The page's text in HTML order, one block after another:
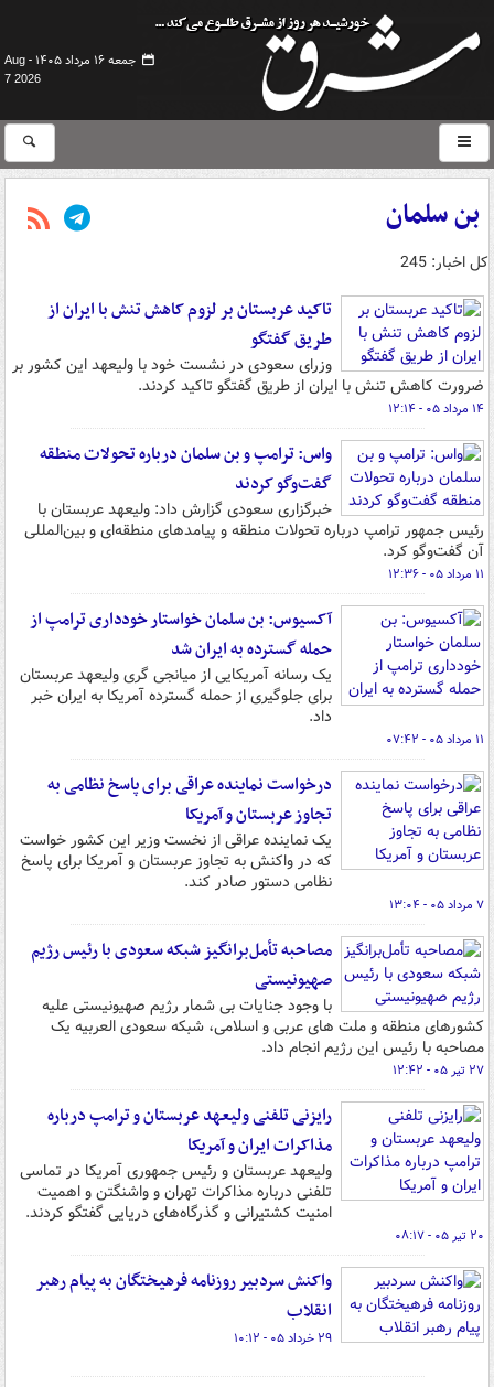
جمعه ۱۶ مرداد ۱۴۰۵ -
Aug
7 2026
بن سلمان
کل اخبار: 245
تاکید عربستان بر لزوم کاهش تنش با ایران از
طریق گفتگو
وزرای سعودی در نشست خود با ولیعهد این کشور بر
ضرورت کاهش تنش با ایران از طریق گفتگو تاکید کردند.
۱۴ مرداد ۰۵ - ۱۲:۱۴
واس: ترامپ و بن سلمان درباره تحولات منطقه
گفت‌وگو کردند
خبرگزاری سعودی گزارش داد: ولیعهد عربستان با
رئیس جمهور ترامپ درباره تحولات منطقه و پیامدهای منطقه‌ای و بین‌المللی
آن گفت‌وگو کرد.
۱۱ مرداد ۰۵ - ۱۲:۳۶
آکسیوس: بن‌ سلمان خواستار خودداری ترامپ از
حمله گسترده به ایران شد
یک رسانه آمریکایی از میانجی گری ولیعهد عربستان
برای جلوگیری از حمله گسترده آمریکا به ایران خبر
داد.
۱۱ مرداد ۰۵ - ۰۷:۴۲
درخواست نماینده عراقی برای پاسخ نظامی به
تجاوز عربستان و آمریکا
یک نماینده عراقی از نخست وزیر این کشور خواست
که در واکنش به تجاوز عربستان و آمریکا برای پاسخ
نظامی دستور صادر کند.
۷ مرداد ۰۵ - ۱۳:۰۴
مصاحبه تأمل‌برانگیز شبکه سعودی با رئیس رژیم
صهیونیستی
با وجود جنایات بی شمار رژیم صهیونیستی علیه
کشورهای منطقه و ملت های عربی و اسلامی، شبکه سعودی العربیه یک
مصاحبه با رئیس این رژیم انجام داد.
۲۷ تیر ۰۵ - ۱۲:۴۲
رایزنی تلفنی ولیعهد عربستان و ترامپ درباره
مذاکرات ایران و آمریکا
ولیعهد عربستان و رئیس جمهوری آمریکا در تماسی
تلفنی درباره مذاکرات تهران و واشنگتن و اهمیت
امنیت کشتیرانی و گذرگاه‌های دریایی گفتگو کردند.
۲۰ تیر ۰۵ - ۰۸:۱۷
واکنش سردبیر روزنامه فرهیختگان به پیام رهبر
انقلاب
۲۹ خرداد ۰۵ - ۱۰:۱۲